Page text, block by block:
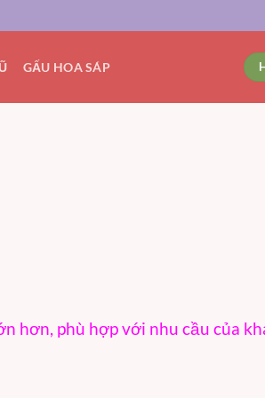
GẤU HOA SÁP
hơn, phù hợp với nhu cầu của